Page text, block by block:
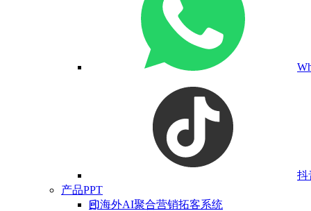
抖
产品PPT
海外AI聚合营销拓客系统